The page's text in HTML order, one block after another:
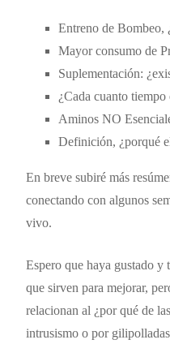
Entreno de Bombeo,
Mayor consumo de
Suplementación:
¿Cada cuanto
Aminos NO
Definición, ¿porqué
En breve subiré más
conectando con algunos
vivo.
Espero que haya gustado y
que sirven para mejorar,
relacionan al ¿por qué de
intrusismo o por